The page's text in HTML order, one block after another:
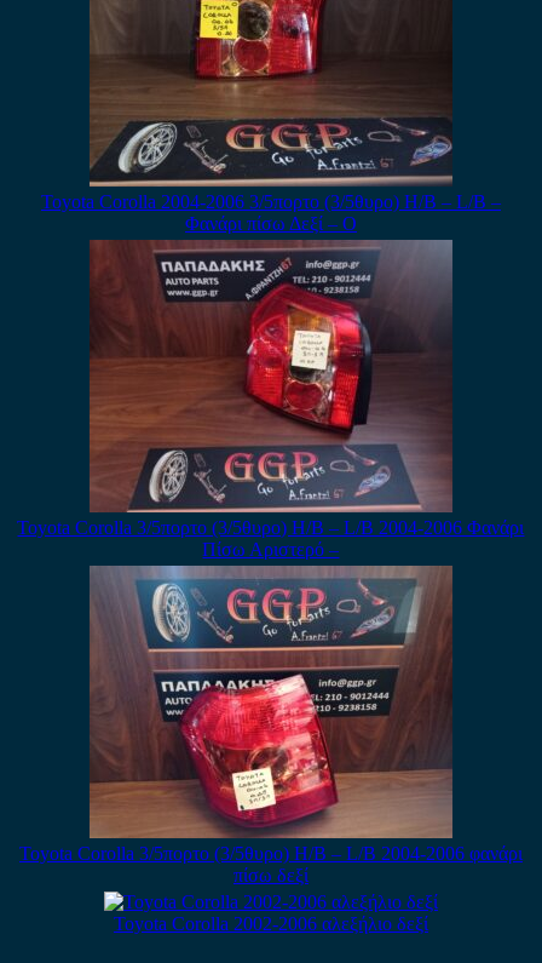
Toyota Corolla 2004-2006 3/5πορτο (3/5θυρο) H/B – L/B –
Φανάρι πίσω Δεξί – Ο
Toyota Corolla 3/5πορτο (3/5θυρο) H/B – L/B 2004-2006 Φανάρι
Πίσω Αριστερό –
Toyota Corolla 3/5πορτο (3/5θυρο) H/B – L/B 2004-2006 φανάρι
πίσω δεξί
Toyota Corolla 2002-2006 αλεξήλιο δεξί